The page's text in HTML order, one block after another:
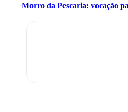
Morro da Pescaria: vocação